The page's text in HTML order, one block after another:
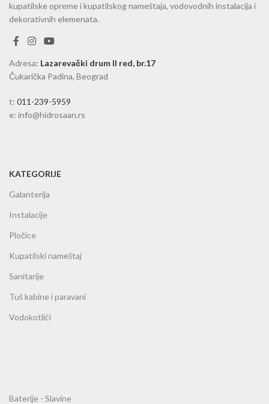
kupatilske opreme i kupatilskog nameštaja, vodovodnih instalacija i
dekorativnih elemenata.
Adresa: Lazarevački drum II red, br.17
Čukarička Padina, Beograd
t: 011-239-5959
e: info@hidrosaan.rs
KATEGORIJE
Galanterija
Instalacije
Pločice
Kupatilski nameštaj
Sanitarije
Tuš kabine i paravani
Vodokotlići
Baterije - Slavine